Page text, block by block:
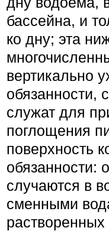
бассейна, и
ко дну; эта
вертикально
обязанности,
служат для
поглощения
поверхность
обязанности:
случаются в
сменными
растворенных